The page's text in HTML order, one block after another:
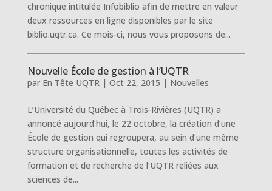
chronique intitulée Infobiblio afin de mettre en valeur
deux ressources en ligne disponibles par le site
biblio.uqtr.ca. Ce mois-ci, nous vous proposons de...
Nouvelle École de gestion à l’UQTR
par En Tête UQTR| Oct 22, 2015 | Nouvelles
L’Université du Québec à Trois-Rivières (UQTR) a
annoncé aujourd’hui, le 22 octobre, la création d’une
École de gestion qui regroupera, au sein d’une même
structure organisationnelle, toutes les activités de
formation et de recherche de l’UQTR reliées aux
sciences de...